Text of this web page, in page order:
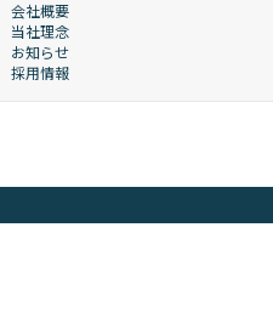
会社概要
当社理念
お知らせ
採用情報